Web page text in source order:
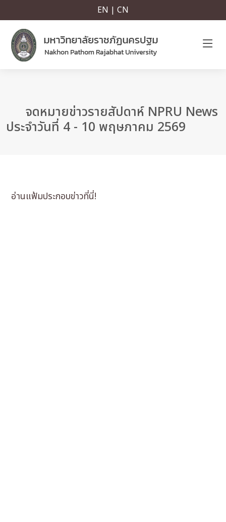
EN | CN
จดหมายข่าวรายสัปดาห์ NPRU News
ประจำวันที่ 4 - 10 พฤษภาคม 2569
อ่านแฟ้มประกอบข่าวที่นี่!